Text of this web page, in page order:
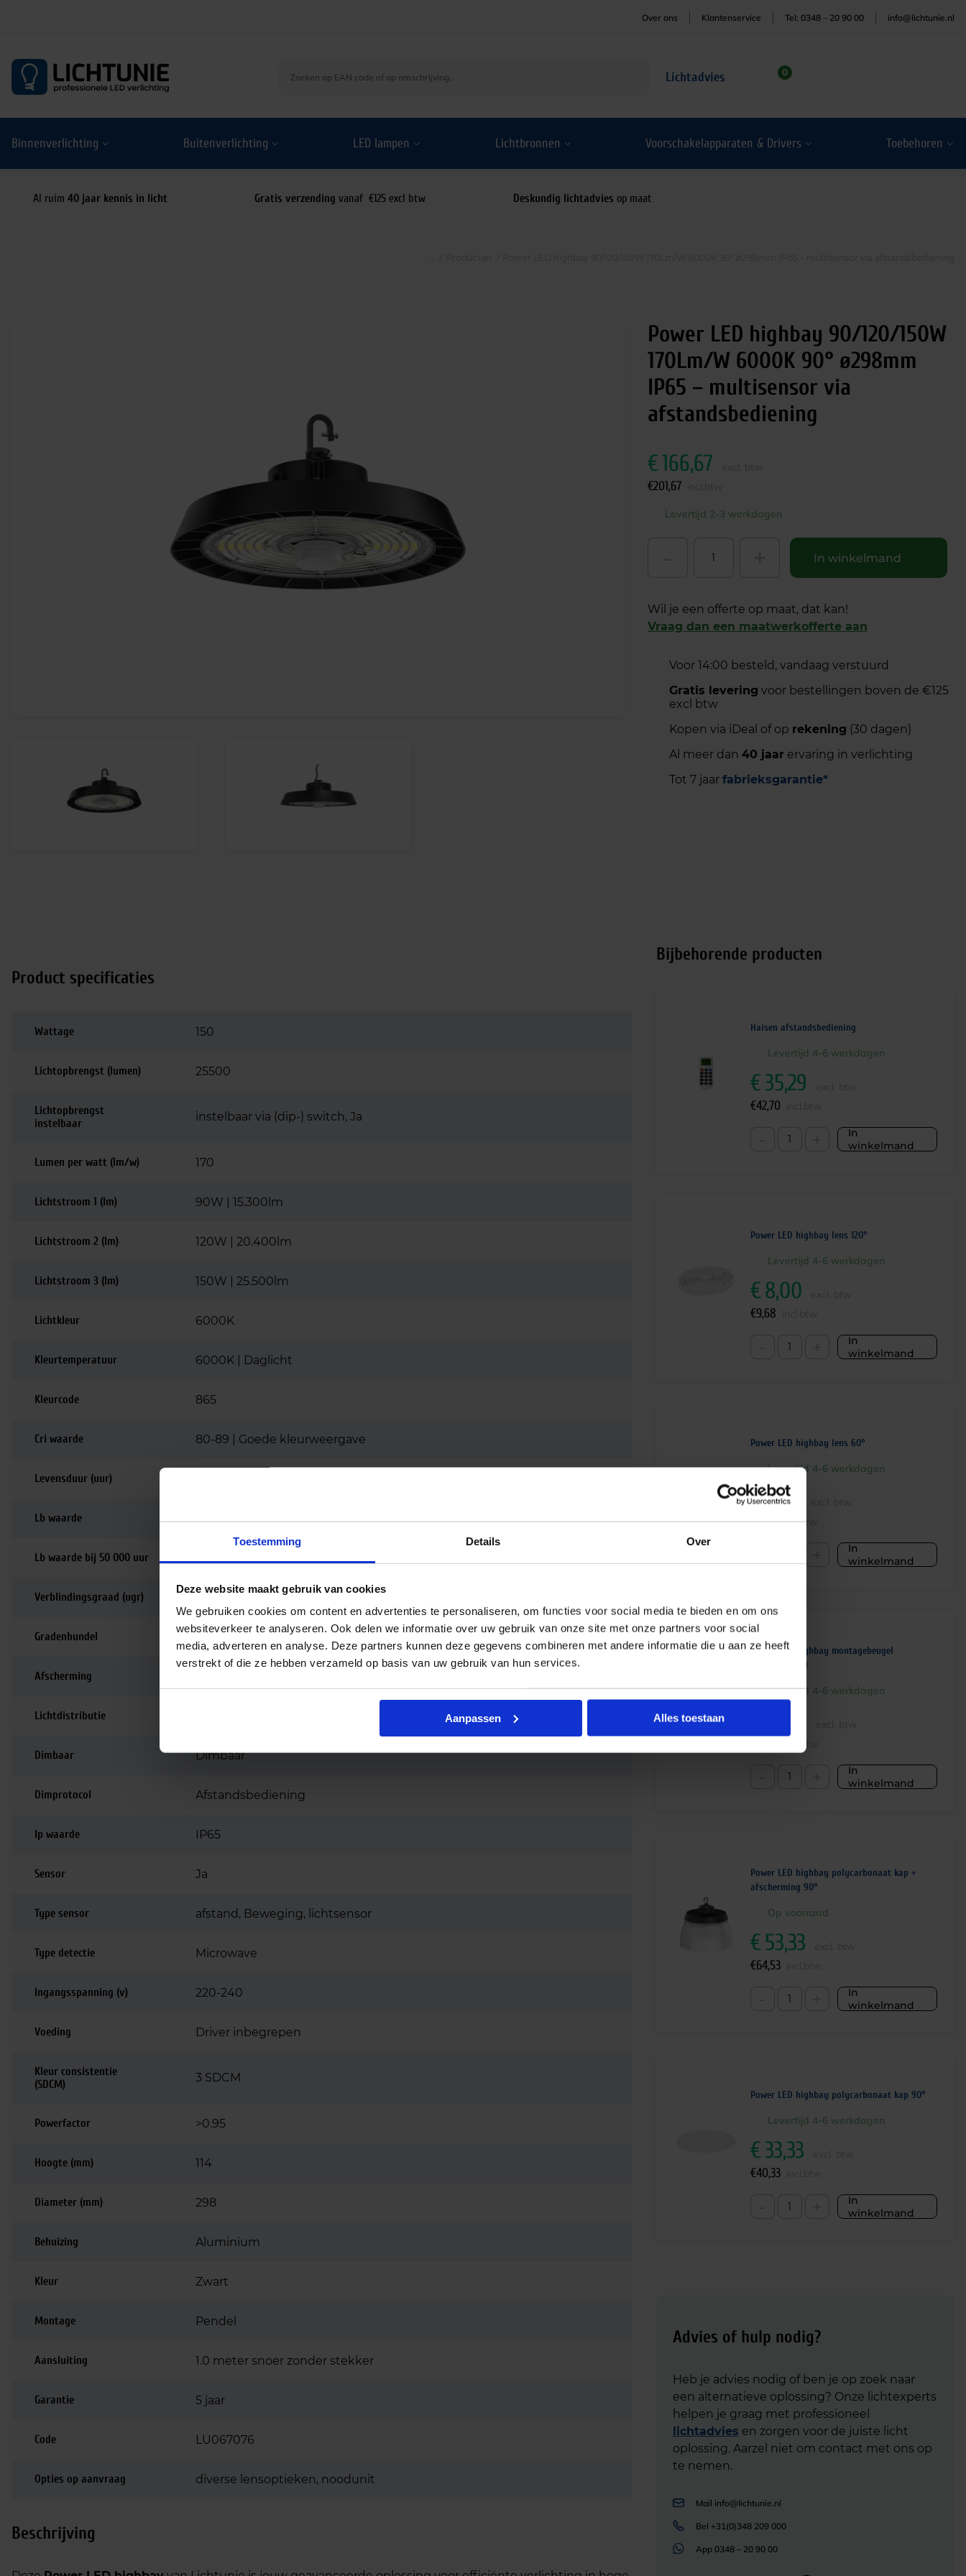
Toestemming Details Over
Deze website maakt gebruik van cookies
We gebruiken cookies om content en advertenties te personaliseren, om functies voor social media te bieden en om ons
websiteverkeer te analyseren. Ook delen we informatie over uw gebruik van onze site met onze partners voor social
media, adverteren en analyse. Deze partners kunnen deze gegevens combineren met andere informatie die u aan ze heeft
verstrekt of die ze hebben verzameld op basis van uw gebruik van hun services.
Aanpassen Alles toestaan
Over ons Klantenservice Tel: 0348 – 20 90 00 info@lichtunie.nl
Lichtadvies 0
Binnenverlichting Buitenverlichting LED lampen Lichtbronnen Voorschakelapparaten & Drivers Toebehoren
Al ruim 40 jaar kennis in licht Gratis verzending vanaf €125 excl btw Deskundig lichtadvies op maat
Power LED highbay 90/120/150W
170Lm/W 6000K 90° ø298mm
IP65 – multisensor via
afstandsbediening
€166,67
€201,67
Levertijd 2-3 werkdagen
In winkelmand
Wil je een offerte op maat, dat kan!
Vraag dan een maatwerkofferte aan
Voor 14:00 besteld, vandaag verstuurd
Gratis levering voor bestellingen boven de €125
excl btw
Kopen via iDeal of op rekening (30 dagen)
Al meer dan 40 jaarervaring in verlichting
Tot 7 jaar fabrieksgarantie*
Product specificaties
Wattage 150
Lichtopbrengst (lumen) 25500
Lichtopbrengst
instelbaar
instelbaar via (dip-) switch, Ja
Lumen per watt (lm/w) 170
Lichtstroom 1 (lm) 90W | 15.300lm
Lichtstroom 2 (lm) 120W | 20.400lm
Lichtstroom 3 (lm) 150W | 25.500lm
Lichtkleur 6000K
Kleurtemperatuur 6000K | Daglicht
Kleurcode 865
Cri waarde 80-89 | Goede kleurweergave
Levensduur (uur)
Lb waarde L70
Lb waarde bij 50 000 uur L90
Verblindingsgraad (ugr) <25 | Voor archief / trappen & liften
Gradenbundel 90 graden
Afscherming
Lichtdistributie
Dimbaar Dimbaar
Dimprotocol Afstandsbediening
Ip waarde IP65
Sensor Ja
Type sensor afstand, Beweging, lichtsensor
Type detectie Microwave
Ingangsspanning (v) 220-240
Voeding Driver inbegrepen
Kleur consistentie
(SDCM)
3 SDCM
Powerfactor >0.95
Hoogte (mm) 114
Diameter (mm) 298
Behuizing Aluminium
Kleur Zwart
Montage Pendel
Aansluiting 1.0 meter snoer zonder stekker
Garantie 5 jaar
Code LU067076
Opties op aanvraag diverse lensoptieken, noodunit
Beschrijving
Bijbehorende producten
Haisen afstandsbediening
Levertijd 4-6 werkdagen
In
winkelmand
€35,29
€42,70
Power LED highbay lens 120°
Levertijd 4-6 werkdagen
In
winkelmand
€8,00
€9,68
Power LED highbay lens 60°
Levertijd 4-6 werkdagen
In
winkelmand
€8,00
€9,68 incl.btw
Power LED highbay montagebeugel
wand/plafond
Levertijd 4-6 werkdagen
In
winkelmand
Power LED highbay polycarbonaat kap +
afscherming 90°
Op voorraad
In
winkelmand
€53,33
€64,53
Power LED highbay polycarbonaat kap 90°
Levertijd 4-6 werkdagen
In
winkelmand
€33,33
€40,33
Advies of hulp nodig?
Heb je advies nodig of ben je op zoek naar
een alternatieve oplossing? Onze lichtexperts
helpen je graag met professioneel
lichtadvies en zorgen voor de juiste licht
oplossing. Aarzel niet om contact met ons op
te nemen.
Mail info@lichtunie.nl
Bel +31(0)348 209 000
App 0348 – 20 90 00